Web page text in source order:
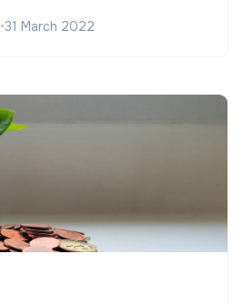
•31 March 2022